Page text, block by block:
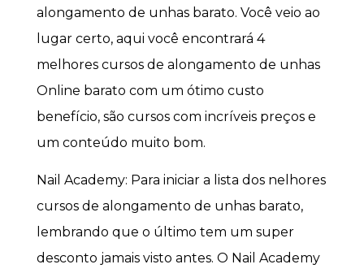
alongamento de unhas barato. Você veio ao
lugar certo, aqui você encontrará 4
melhores cursos de alongamento de unhas
Online barato com um ótimo custo
benefício, são cursos com incríveis preços e
um conteúdo muito bom.
Nail Academy: Para iniciar a lista dos nelhores
cursos de alongamento de unhas barato,
lembrando que o último tem um super
desconto jamais visto antes. O Nail Academy